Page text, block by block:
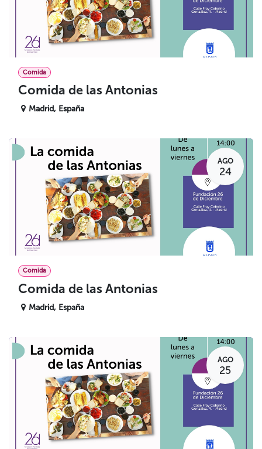
Comida
Comida de las Antonias
Madrid, España
AGO
24
Comida
Comida de las Antonias
Madrid, España
AGO
25